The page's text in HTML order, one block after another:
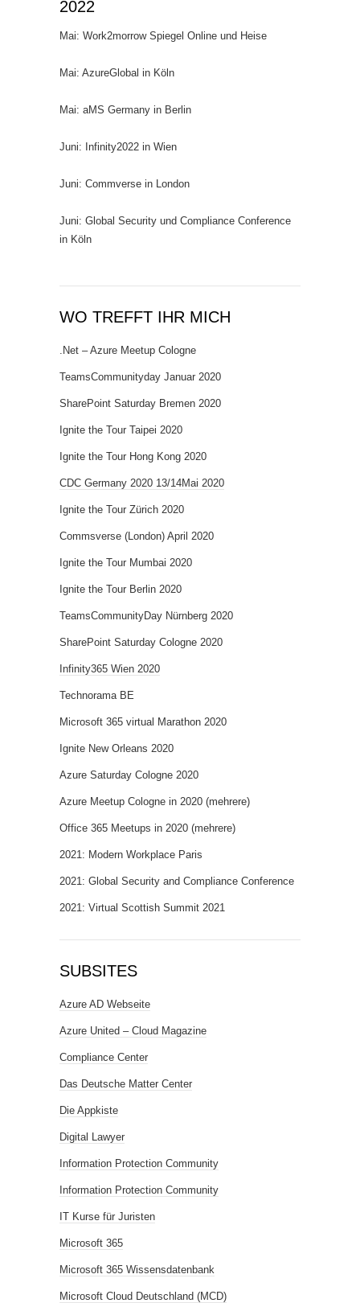
2022
Mai: Work2morrow Spiegel Online und Heise
Mai: AzureGlobal in Köln
Mai: aMS Germany in Berlin
Juni: Infinity2022 in Wien
Juni: Commverse in London
Juni: Global Security und Compliance Conference
in Köln
WO TREFFT IHR MICH
.Net – Azure Meetup Cologne
TeamsCommunityday Januar 2020
SharePoint Saturday Bremen 2020
Ignite the Tour Taipei 2020
Ignite the Tour Hong Kong 2020
CDC Germany 2020 13/14Mai 2020
Ignite the Tour Zürich 2020
Commsverse (London) April 2020
Ignite the Tour Mumbai 2020
Ignite the Tour Berlin 2020
TeamsCommunityDay Nürnberg 2020
SharePoint Saturday Cologne 2020
Infinity365 Wien 2020
Technorama BE
Microsoft 365 virtual Marathon 2020
Ignite New Orleans 2020
Azure Saturday Cologne 2020
Azure Meetup Cologne in 2020 (mehrere)
Office 365 Meetups in 2020 (mehrere)
2021: Modern Workplace Paris
2021: Global Security and Compliance Conference
2021: Virtual Scottish Summit 2021
SUBSITES
Azure AD Webseite
Azure United – Cloud Magazine
Compliance Center
Das Deutsche Matter Center
Die Appkiste
Digital Lawyer
Information Protection Community
Information Protection Community
IT Kurse für Juristen
Microsoft 365
Microsoft 365 Wissensdatenbank
Microsoft Cloud Deutschland (MCD)